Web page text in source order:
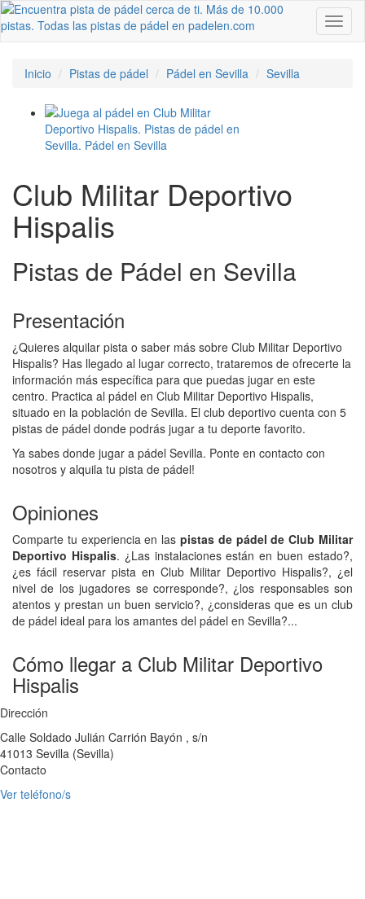
Inicio Pistas de pádel Pádel en Sevilla Sevilla
Club Militar Deportivo
Hispalis
Pistas de Pádel en Sevilla
Presentación
¿Quieres alquilar pista o saber más sobre Club Militar Deportivo
Hispalis? Has llegado al lugar correcto, trataremos de ofrecerte la
información más específica para que puedas jugar en este
centro. Practica al pádel en Club Militar Deportivo Hispalis,
situado en la población de Sevilla. El club deportivo cuenta con 5
pistas de pádel donde podrás jugar a tu deporte favorito.
Ya sabes donde jugar a pádel Sevilla. Ponte en contacto con
nosotros y alquila tu pista de pádel!
Opiniones
Comparte tu experiencia en las pistas de pádel de Club Militar
Deportivo Hispalis. ¿Las instalaciones están en buen estado?,
¿es fácil reservar pista en Club Militar Deportivo Hispalis?, ¿el
nivel de los jugadores se corresponde?, ¿los responsables son
atentos y prestan un buen servicio?, ¿consideras que es un club
de pádel ideal para los amantes del pádel en Sevilla?...
Cómo llegar a Club Militar Deportivo
Hispalis
Dirección
Calle Soldado Julián Carrión Bayón , s/n
41013 Sevilla (Sevilla)
Contacto
Ver teléfono/s